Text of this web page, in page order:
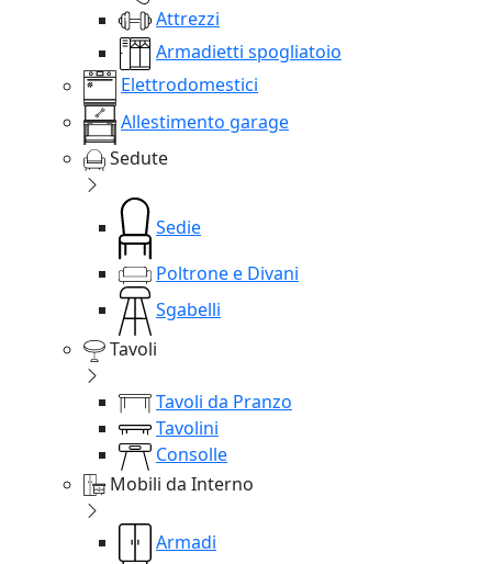
Attrezzi
Armadietti spogliatoio
Elettrodomestici
Allestimento garage
Sedute
Sedie
Poltrone e Divani
Sgabelli
Tavoli
Tavoli da Pranzo
Tavolini
Consolle
Mobili da Interno
Armadi